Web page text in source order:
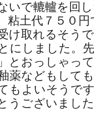
いで轆轤を回
粘土代７５０
け取れるそう
にしました。
とおっしゃっ
薬などもして
もよいそうで
うございまし